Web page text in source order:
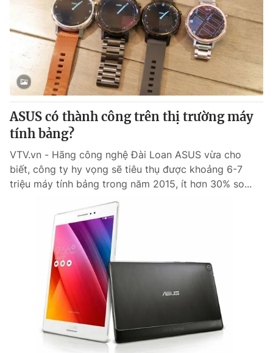
Theo dõi báo trên
Cơ quan chủ quản:
Đài Truyền hình Việt Nam
Cơ quan báo chí:Thời báo VTV
Giấy phép hoạt động báo in và báo điện tử số 483/GP-BTTTT
cấp ngày 29/12/2023
Tổng Biên tập:Vũ Thanh Thủy
Phó Tổng Biên tập:Nguyễn Thị Mỹ Hạnh, Phạm Quốc Thắng,
Nguyễn Trọng Ninh
Tổng đài VTV:024.38 355 931 - 024.38 355 932
Ðiện thoại Thời báo VTV:024.66 897 897
toasoan@vtv.vn
Liên hệ quảng cáo:024-7300.7108
ASUS có thành công trên thị trường máy
tính bảng?
VTV.vn - Hãng công nghệ Đài Loan ASUS vừa cho
biết, công ty hy vọng sẽ tiêu thụ được khoảng 6-7
triệu máy tính bảng trong năm 2015, ít hơn 30% so...